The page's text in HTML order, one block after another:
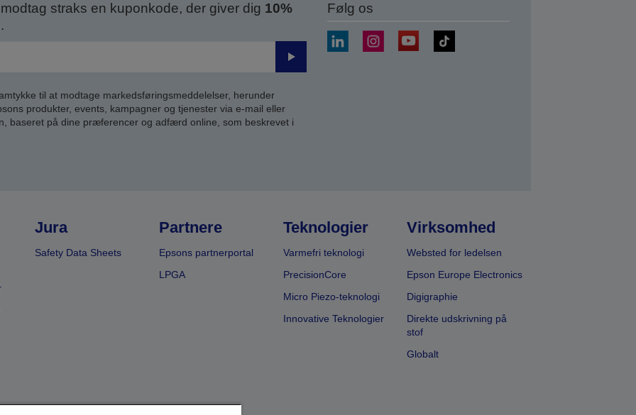
straks en kuponkode, der giver dig 10%
Send
til at modtage markedsføringsmeddelelser, herunder
produkter, events, kampagner og tjenester via e-mail eller
baseret på dine præferencer og adfærd online, som beskrevet i
Følg os
Jura
Safety Data Sheets
Partnere
Epsons partnerportal
LPGA
Teknologier
Varmefri teknologi
PrecisionCore
Micro Piezo-teknologi
Innovative Teknologier
Virksomhed
Websted for ledelsen
Epson Europe Electronics
Digigraphie
Direkte udskrivning på
stof
Globalt